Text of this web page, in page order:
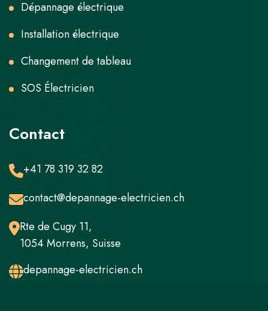
Dépannage électrique
Installation électrique
Changement de tableau
SOS Électricien
Contact
+41 78 319 32 82
contact@depannage-electricien.ch
Rte de Cugy 11,
1054 Morrens, Suisse
depannage-electricien.ch